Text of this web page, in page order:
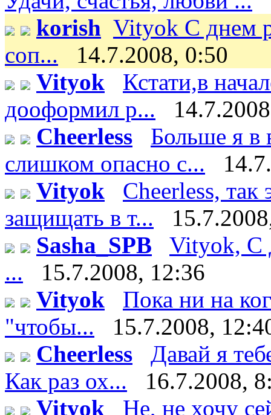
korish Vityok С днем
соп...
14.7.2008, 0:50
Vityok
Кстати,в
дооформил р...
Cheerless
Больше я в
слишком опасно с...
Vityok
Cheerless,
защищать в т...
Sasha_SPB
Vityok, С
...
15.7.2008, 12:36
Vityok
Пока ни на
"чтобы...
15.7.2008,
Cheerless
Давай я
Как раз ох...
16.7.2008,
Vityok
Не, не хочу